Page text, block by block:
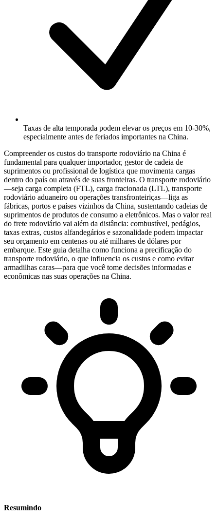
Taxas de alta temporada podem elevar os preços em 10-30%,
especialmente antes de feriados importantes na China.
Compreender os custos do transporte rodoviário na China é
fundamental para qualquer importador, gestor de cadeia de
suprimentos ou profissional de logística que movimenta cargas
dentro do país ou através de suas fronteiras. O transporte rodoviário
—seja carga completa (FTL), carga fracionada (LTL), transporte
rodoviário aduaneiro ou operações transfronteiriças—liga as
fábricas, portos e países vizinhos da China, sustentando cadeias de
suprimentos de produtos de consumo a eletrônicos. Mas o valor real
do frete rodoviário vai além da distância: combustível, pedágios,
taxas extras, custos alfandegários e sazonalidade podem impactar
seu orçamento em centenas ou até milhares de dólares por
embarque. Este guia detalha como funciona a precificação do
transporte rodoviário, o que influencia os custos e como evitar
armadilhas caras—para que você tome decisões informadas e
econômicas nas suas operações na China.
Resumindo